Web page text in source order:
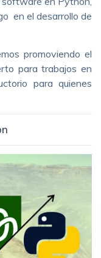
en el desarrollo de
promoviendo el
para trabajos en
para quienes